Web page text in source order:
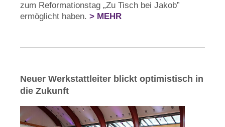
zum Reformationstag „Zu Tisch bei Jakob”
ermöglicht haben. > MEHR
Neuer Werkstattleiter blickt optimistisch in
die Zukunft